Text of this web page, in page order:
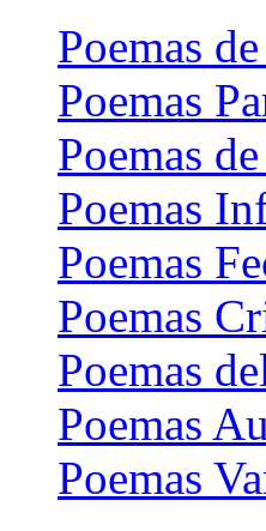
Poemas
Poemas
Poemas
Poemas
Poemas
Poemas
Poemas
Poemas
Poemas